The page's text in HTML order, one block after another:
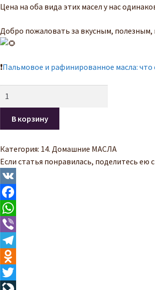
Цена на оба вида этих масел у нас
Добро пожаловать за вкусным,
❗Пальмовое и рафинированное масла: что
В корзину
Категория: 14. Домашние МАСЛА
Если статья понравилась, поделитесь ею
V
K
F
a
c
e
b
W
h
a
t
V
b
T
eO